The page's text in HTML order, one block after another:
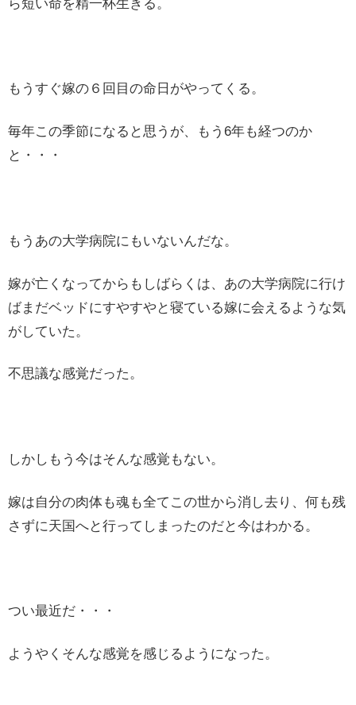
ら短い命を精一杯生きる。
もうすぐ嫁の６回目の命日がやってくる。
毎年この季節になると思うが、もう6年も経つのか
と・・・
もうあの大学病院にもいないんだな。
嫁が亡くなってからもしばらくは、あの大学病院に行け
ばまだベッドにすやすやと寝ている嫁に会えるような気
がしていた。
不思議な感覚だった。
しかしもう今はそんな感覚もない。
嫁は自分の肉体も魂も全てこの世から消し去り、何も残
さずに天国へと行ってしまったのだと今はわかる。
つい最近だ・・・
ようやくそんな感覚を感じるようになった。